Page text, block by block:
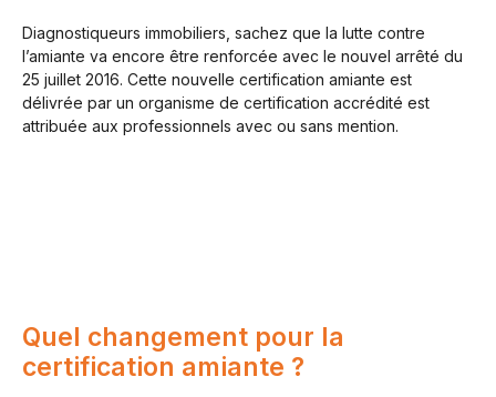
Diagnostiqueurs immobiliers, sachez que la lutte contre
l’amiante va encore être renforcée avec le nouvel arrêté du
25 juillet 2016. Cette nouvelle certification amiante est
délivrée par un organisme de certification accrédité est
attribuée aux professionnels avec ou sans mention.
Quel changement pour la
certification amiante ?